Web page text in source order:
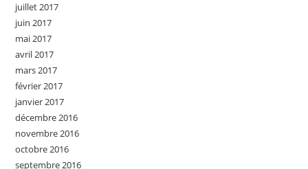
juillet 2017
juin 2017
mai 2017
avril 2017
mars 2017
février 2017
janvier 2017
décembre 2016
novembre 2016
octobre 2016
septembre 2016